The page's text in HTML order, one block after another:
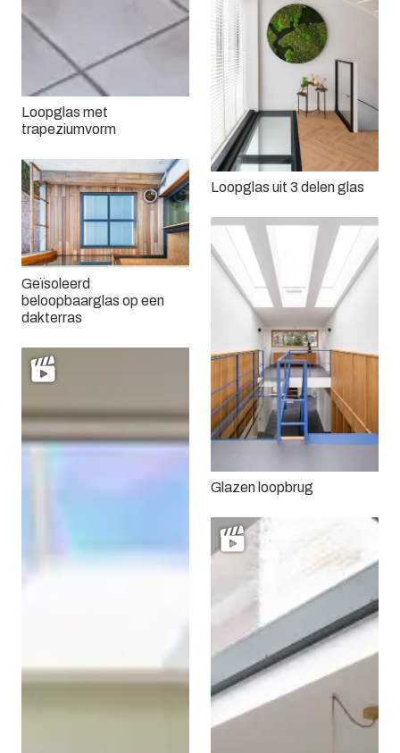
Loopglas met
trapeziumvorm
Geïsoleerd
beloopbaarglas op een
dakterras
Loopglas uit 3 delen glas
Glazen loopbrug